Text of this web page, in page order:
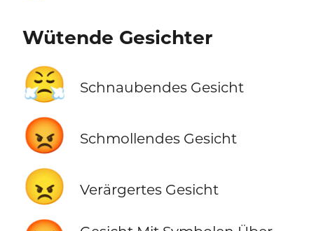
Wütende Gesichter
😤 Schnaubendes Gesicht
😡 Schmollendes Gesicht
😠 Verärgertes Gesicht